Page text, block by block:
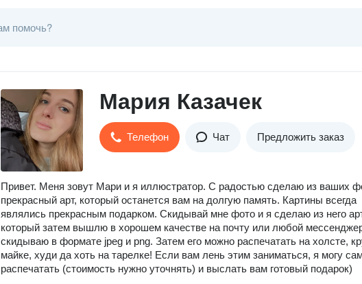
Мария Казачек
Телефон Чат Предложить заказ
Привет. Меня зовут Мари и я иллюстратор. С радостью сделаю из ваших
прекрасный арт, который останется вам на долгую память. Картины всегда
являлись прекрасным подарком. Скидывай мне фото и я сделаю из него
который затем вышлю в хорошем качестве на почту или любой
скидываю в формате jpeg и png. Затем его можно распечатать на холсте,
майке, худи да хоть на тарелке! Если вам лень этим заниматься, я могу
распечатать (стоимость нужно уточнять) и выслать вам готовый подарок)